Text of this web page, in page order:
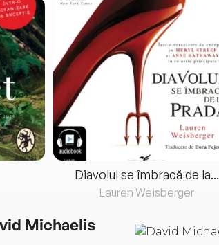
Diavolul se îmbracă de la...
Lauren Weisberger
Michaelis